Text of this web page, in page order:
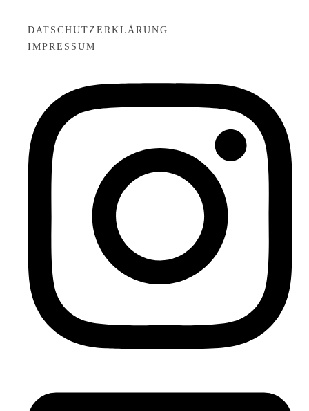
DATSCHUTZERKLÄRUNG
IMPRESSUM